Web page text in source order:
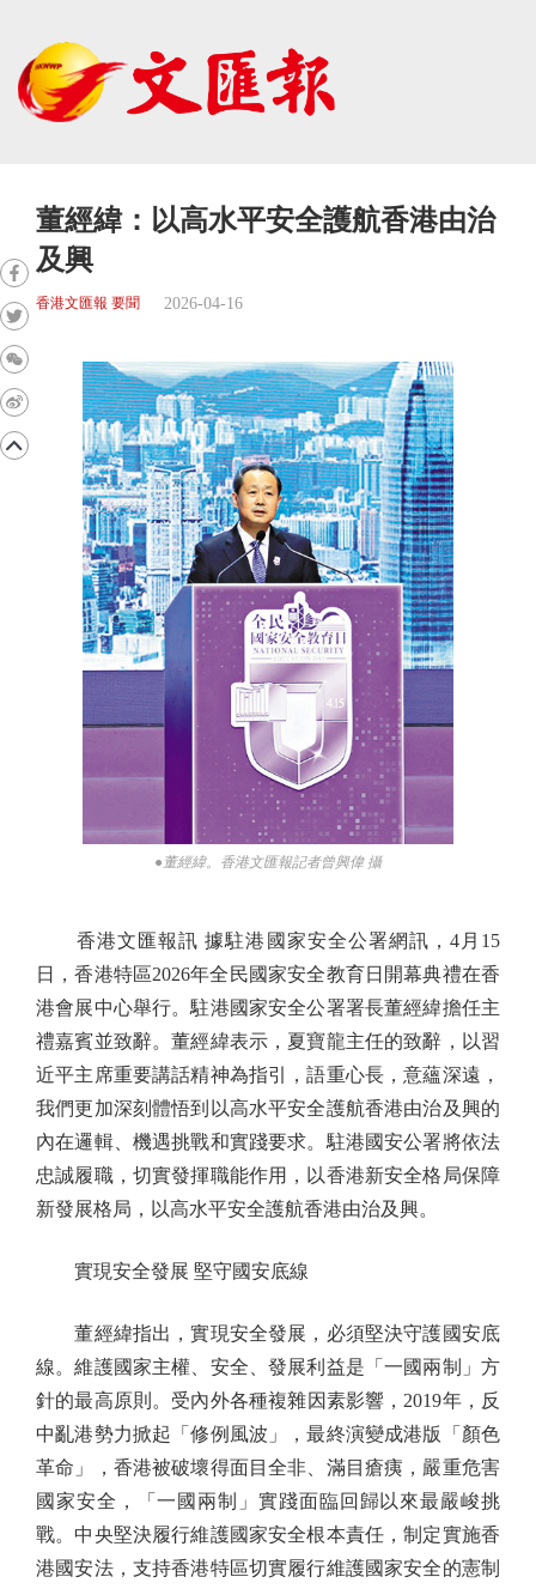
董經緯：以高水平安全護航香港由治
及興
香港文匯報 要聞 2026-04-16
●董經緯。香港文匯報記者曾興偉 攝
香港文匯報訊 據駐港國家安全公署網訊，4月15
日，香港特區2026年全民國家安全教育日開幕典禮在香
港會展中心舉行。駐港國家安全公署署長董經緯擔任主
禮嘉賓並致辭。董經緯表示，夏寶龍主任的致辭，以習
近平主席重要講話精神為指引，語重心長，意蘊深遠，
我們更加深刻體悟到以高水平安全護航香港由治及興的
內在邏輯、機遇挑戰和實踐要求。駐港國安公署將依法
忠誠履職，切實發揮職能作用，以香港新安全格局保障
新發展格局，以高水平安全護航香港由治及興。
實現安全發展 堅守國安底線
董經緯指出，實現安全發展，必須堅決守護國安底
線。維護國家主權、安全、發展利益是「一國兩制」方
針的最高原則。受內外各種複雜因素影響，2019年，反
中亂港勢力掀起「修例風波」，最終演變成港版「顏色
革命」，香港被破壞得面目全非、滿目瘡痍，嚴重危害
國家安全，「一國兩制」實踐面臨回歸以來最嚴峻挑
戰。中央堅決履行維護國家安全根本責任，制定實施香
港國安法，支持香港特區切實履行維護國家安全的憲制